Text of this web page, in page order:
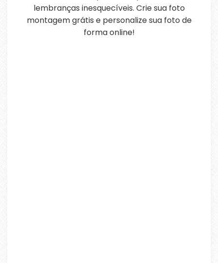
lembranças inesquecíveis. Crie sua foto
montagem grátis e personalize sua foto de
forma online!